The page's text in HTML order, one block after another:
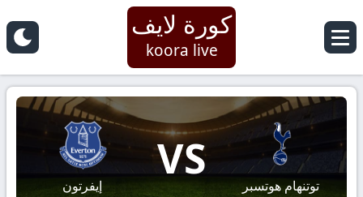
كورة لايف
koora live
توتنهام هوتسبر
VS
إيفرتون